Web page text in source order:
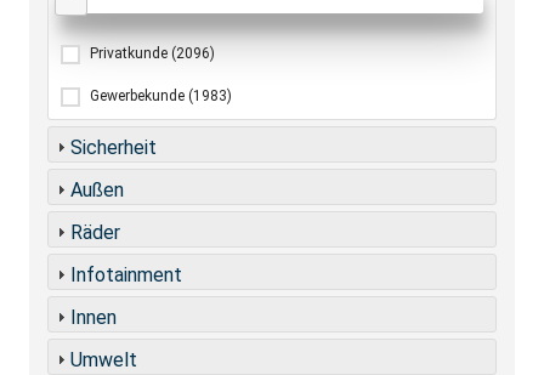
Privatkunde (2096)
Gewerbekunde (1983)
Sicherheit
Außen
Räder
Infotainment
Innen
Umwelt